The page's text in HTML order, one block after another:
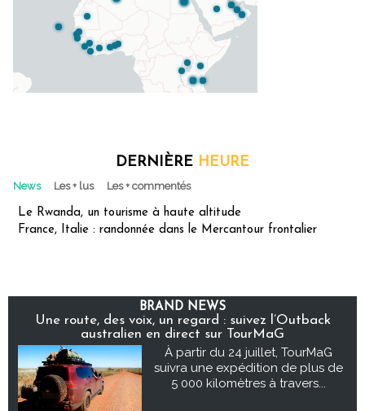
DERNIÈRE HEURE
News Les + lus Les + commentés
Le Rwanda, un tourisme à haute altitude
France, Italie : randonnée dans le Mercantour frontalier
BRAND NEWS
Une route, des voix, un regard : suivez l’Outback
australien en direct sur TourMaG
À partir du 24 juillet, TourMaG
suivra une expédition de plus de
5 000 kilomètres à travers...